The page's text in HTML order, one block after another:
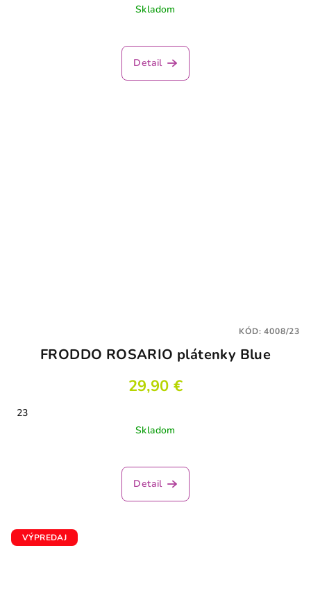
Skladom
Detail
FRODDO ROSARIO plátenky Blue
29,90 €
23
Skladom
Detail
KÓD:4008/23
VÝPREDAJ